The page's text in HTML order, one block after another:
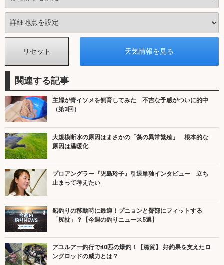
関連する記事
主婦が青イソメを飼育してみた 不吉な予感がついに的中
（第3回）
大規模断水の原因はまさかの「藻の異常繁殖」 根本的な
原因は温暖化
プロアングラー『児島玲子』引退単独インタビュー 立ち
止まって考えたい
船釣りの移動時に最適！プニョンと臀部にフィットする
「尻枕」？【今週の釣りニュース5選】
アユルアー釣行で40匹の爆釣！【滋賀】 好釣果を支えたロ
ングロッドの威力とは？